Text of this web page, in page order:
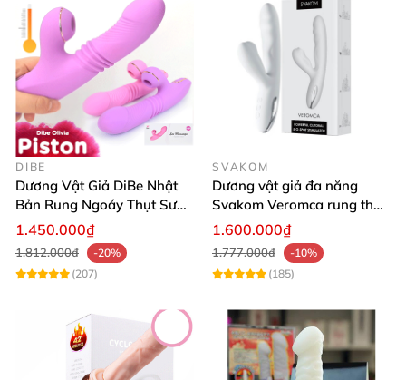
DIBE
Dương Vật Giả DiBe Nhật
Bản Rung Ngoáy Thụt Sưởi
Ấm Bú Mút Siêu Thật
1.450.000₫
1.812.000₫
-20%
(207)
SVAKOM
Dương vật giả đa năng
Svakom Veromca rung thụt
toả nhiệt nhánh phụ hút
1.600.000₫
1.777.000₫
-10%
(185)